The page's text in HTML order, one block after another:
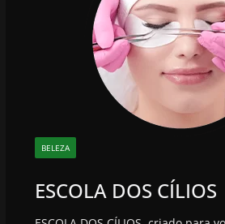
BELEZA
ESCOLA DOS CÍLIOS